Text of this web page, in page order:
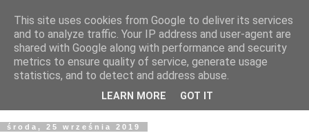
środa, 25 września 2019
This site uses cookies from Google to deliver its services
and to analyze traffic. Your IP address and user-agent are
shared with Google along with performance and security
metrics to ensure quality of service, generate usage
statistics, and to detect and address abuse.
LEARN MORE GOT IT